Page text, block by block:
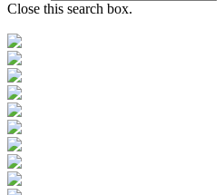
Close this search box.